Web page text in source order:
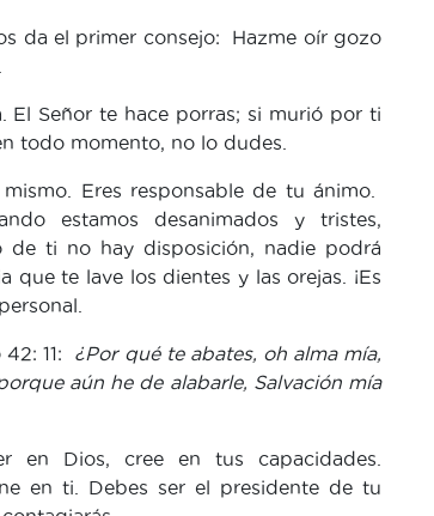
da el primer consejo: Hazme oír gozo
El Señor te hace porras; si murió por ti
todo momento, no lo dudes.
Eres responsable de tu ánimo.
estamos desanimados y tristes,
de ti no hay disposición, nadie podrá
te lave los dientes y las orejas. ¡Es
11: ¿Por qué te abates, oh alma mía,
aún he de alabarle, Salvación mía
en Dios, cree en tus capacidades.
en ti. Debes ser el presidente de tu